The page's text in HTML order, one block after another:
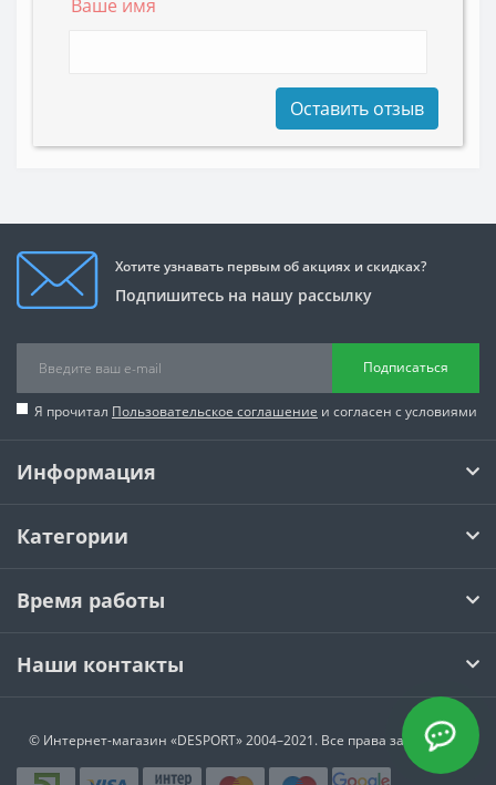
Ваше имя
Оставить отзыв
Хотите узнавать первым об акциях и скидках?
Подпишитесь на нашу рассылку
Подписаться
Я прочитал Пользовательское соглашение и согласен с условиями
Информация
Категории
Время работы
Наши контакты
© Интернет-магазин «DESPORT»2004–2021. Все права защищены.